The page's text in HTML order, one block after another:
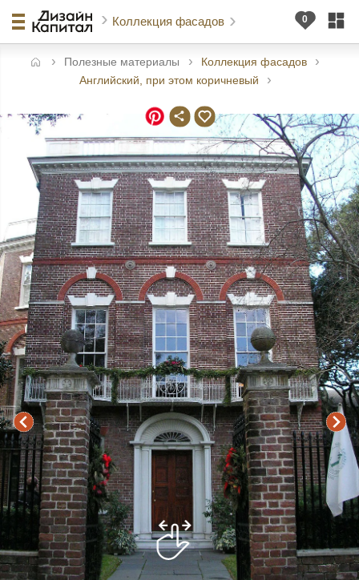
Коллекция фасадов
Полезные материалы
Коллекция фасадов
Английский, при этом коричневый